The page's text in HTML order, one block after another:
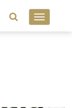
Toggle